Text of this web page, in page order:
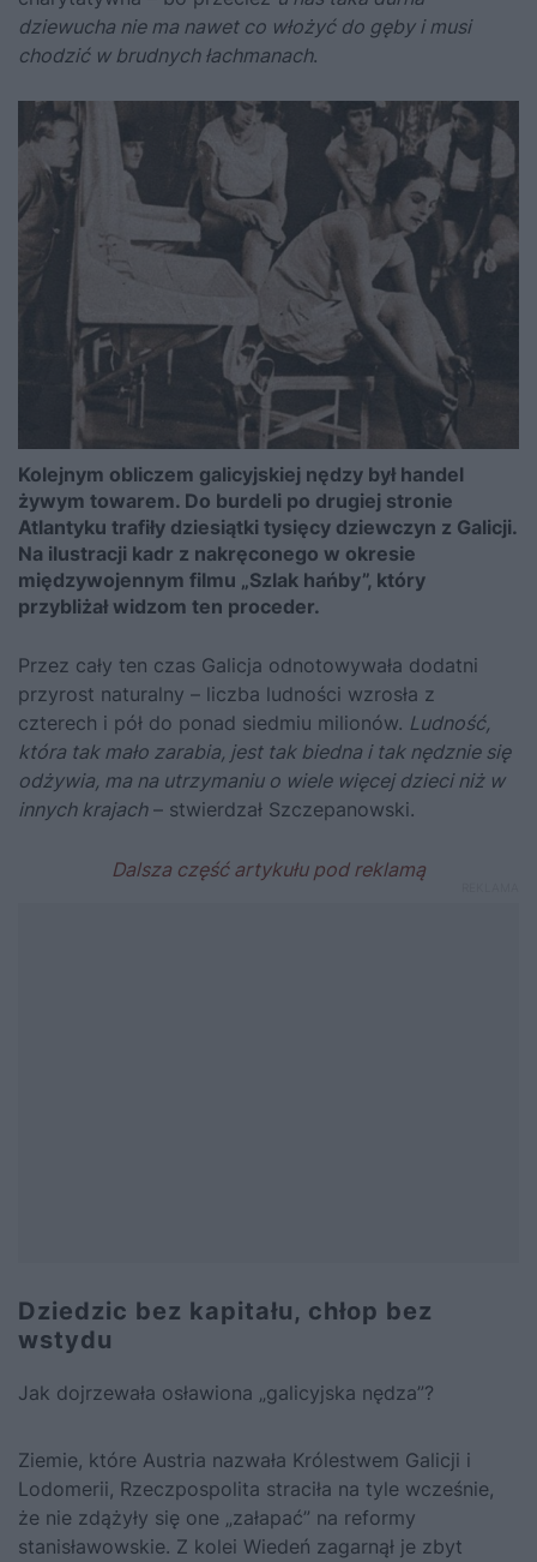
dziewucha nie ma nawet co włożyć do gęby i musi
chodzić w brudnych łachmanach.
Kolejnym obliczem galicyjskiej nędzy był handel
żywym towarem. Do burdeli po drugiej stronie
Atlantyku trafiły dziesiątki tysięcy dziewczyn z Galicji.
Na ilustracji kadr z nakręconego w okresie
międzywojennym filmu „Szlak hańby”, który
przybliżał widzom ten proceder.
Przez cały ten czas Galicja odnotowywała dodatni
przyrost naturalny – liczba ludności wzrosła z
czterech i pół do ponad siedmiu milionów. Ludność,
która tak mało zarabia, jest tak biedna i tak nędznie się
odżywia, ma na utrzymaniu o wiele więcej dzieci niż w
innych krajach– stwierdzał Szczepanowski.
Dziedzic bez kapitału, chłop bez
wstydu
Jak dojrzewała osławiona „galicyjska nędza”?
Ziemie, które Austria nazwała Królestwem Galicji i
Lodomerii, Rzeczpospolita straciła na tyle wcześnie,
że nie zdążyły się one „załapać” na reformy
stanisławowskie. Z kolei Wiedeń zagarnął je zbyt